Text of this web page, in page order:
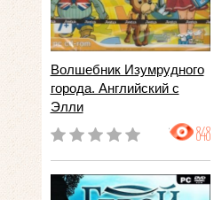
Волшебник Изумрудного
города. Английский с
Элли
848